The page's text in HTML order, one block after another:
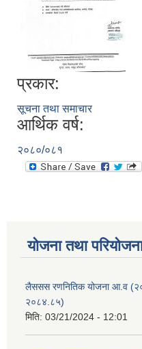
प्रकार:
सूचना तथा समाचार
आर्थिक वर्ष:
२०८०/०८१
योजना तथा
लैससस रणनितिक योजना आ.व
२०८४.८५)
मिति: 03/21/2024 - 12:01